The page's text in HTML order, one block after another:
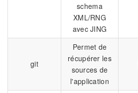
schema
XML/RNG
avec JING
git
Permet de
récupérer les
sources de
l'application